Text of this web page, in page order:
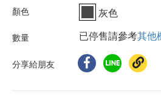
灰色
已停售請參考其他
分享給朋友